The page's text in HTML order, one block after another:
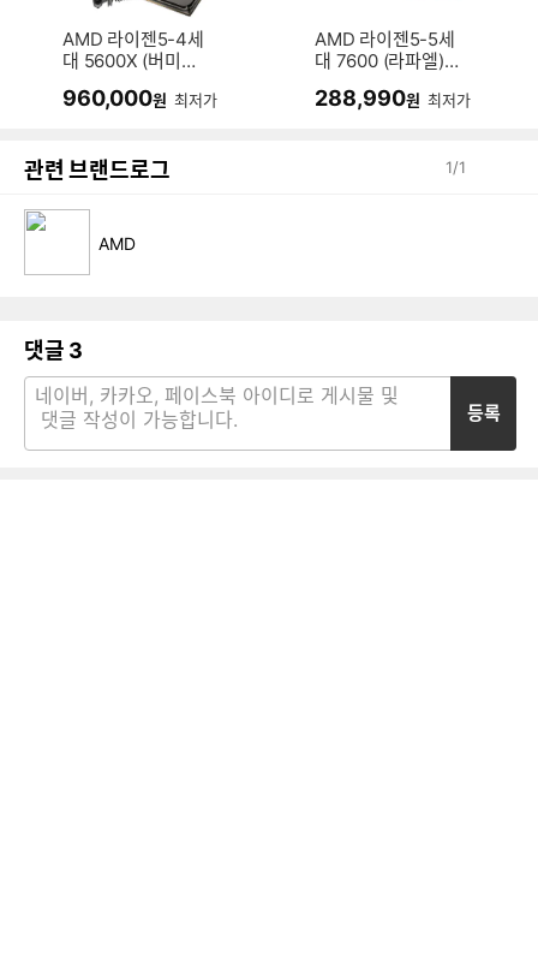
AMD 라이젠5-4세
대 5600X (버미어)
960,000원 최저가
AMD 라이젠5-5세
대 7600 (라파엘)
288,990원 최저가
관련 브랜드로그 1/1
AMD
댓글 3
등록